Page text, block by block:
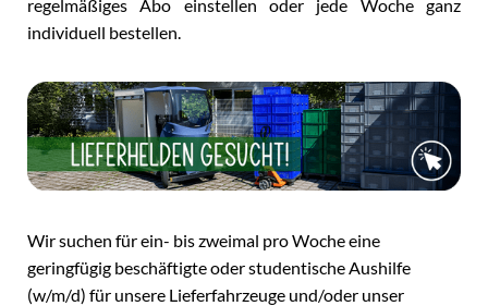
regelmäßiges Abo einstellen oder jede Woche ganz
individuell bestellen.
Wir suchen für ein- bis zweimal pro Woche eine
geringfügig beschäftigte oder studentische Aushilfe
(w/m/d) für unsere Lieferfahrzeuge und/oder unser